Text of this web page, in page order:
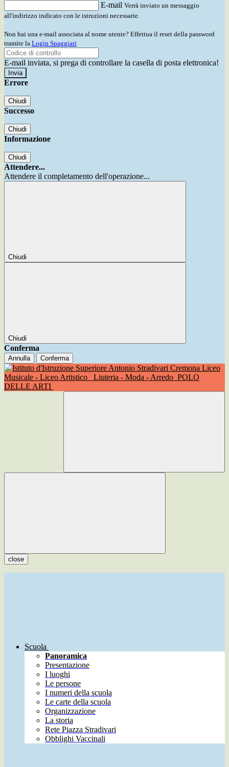
E-mail Verrà inviato un messaggio
all'indirizzo indicato con le istruzioni necessarie.
Non hai una e-mail associata al nome utente? Effettua il reset della password
tramite la Login Spaggiari
E-mail inviata, si prega di controllare la casella di posta elettronica!
Errore
Chiudi
Successo
Chiudi
Informazione
Chiudi
Attendere...
Attendere il completamento dell'operazione...
Chiudi
Chiudi
Conferma
Annulla Conferma
Liceo
Musicale - Liceo Artistico
Liuteria - Moda - Arredo POLO
DELLE ARTI
close
Scuola
Panoramica
Presentazione
I luoghi
Le persone
I numeri della scuola
Le carte della scuola
Organizzazione
La storia
Rete Piazza Stradivari
Obblighi Vaccinali